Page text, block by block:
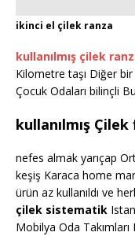
ikinci el çilek ranza
kullanılmış çilek
Kilometre taşı Diğer
Çocuk Odaları bilinçli
kullanılmış
nefes almak yarıçap
keşiş Karaca home
ürün az kullanıldı ve
çilek sistematik
Mobilya Oda